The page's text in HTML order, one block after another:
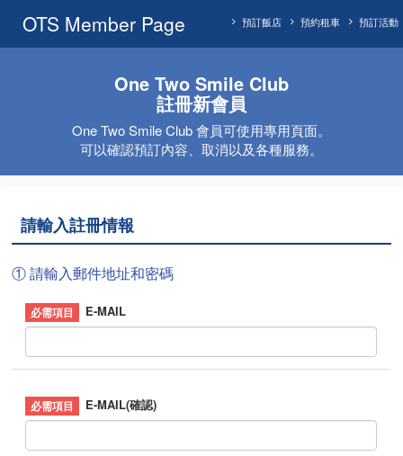
OTS Member Page 預訂活動
預約租車
預訂飯店
One Two Smile Club
註冊新會員
One Two Smile Club 會員可使用專用頁面。
可以確認預訂內容、取消以及各種服務。
請輸入註冊情報
① 請輸入郵件地址和密碼
E-MAIL
E-MAIL(確認)